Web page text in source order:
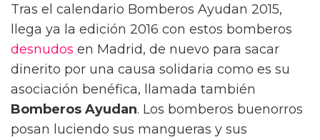
Tras el calendario Bomberos Ayudan 2015,
llega ya la edición 2016 con estos bomberos
desnudos en Madrid, de nuevo para sacar
dinerito por una causa solidaria como es su
asociación benéfica, llamada también
Bomberos Ayudan. Los bomberos buenorros
posan luciendo sus mangueras y sus